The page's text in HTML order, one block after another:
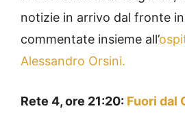
notizie in arrivo dal fronte
commentate insieme all’
Alessandro Orsini.
Rete 4, ore 21:20: Fuori dal